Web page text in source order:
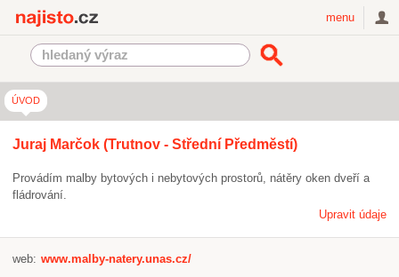
menu
ÚVOD
Juraj Marčok (Trutnov - Střední Předměstí)
Provádím malby bytových i nebytových prostorů, nátěry oken dveří a
fládrování.
Upravit údaje
web: www.malby-natery.unas.cz/